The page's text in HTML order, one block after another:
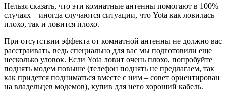
Нельзя сказать, что эти комнатные антенны помогают в 100%
случаях – иногда случаются ситуации, что Yota как ловилась
плохо, так и ловится плохо.
При отсутствии эффекта от комнатной антенны не должно вас
расстраивать, ведь специально для вас мы подготовили еще
несколько уловок. Если Yota ловит очень плохо, попробуйте
поднять модем повыше (телефон поднять не предлагаем, так
как придется подниматься вместе с ним – совет ориентирован
на владельцев модемов), купив для него хороший кабель.